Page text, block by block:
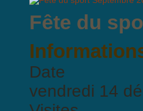
Fête du
Date
vendredi 14